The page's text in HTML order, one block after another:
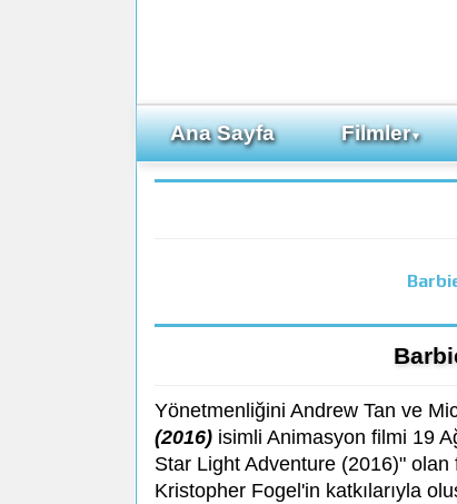
Ana Sayfa Filmler▼
Yönetmenliğini Andrew Tan ve
(2016) isimli Animasyon filmi 19
Star Light Adventure (2016)"
Kristopher Fogel'in katkılarıyla